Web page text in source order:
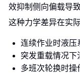
效抑制侧向偏载导
这种力学差异在实
连续作业时液压
突发重载情况下
多班次轮换时操